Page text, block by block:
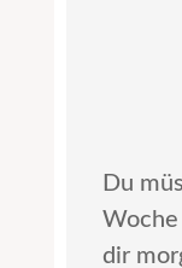
Du
dir